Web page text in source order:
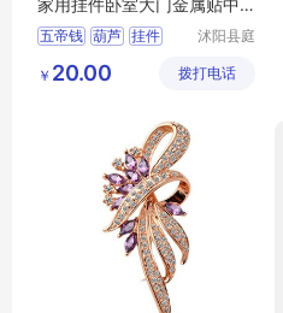
国结窗户镜子
五帝钱 葫芦 挂件
沭阳县庭
商务有限
￥ 20.00 拨打电话